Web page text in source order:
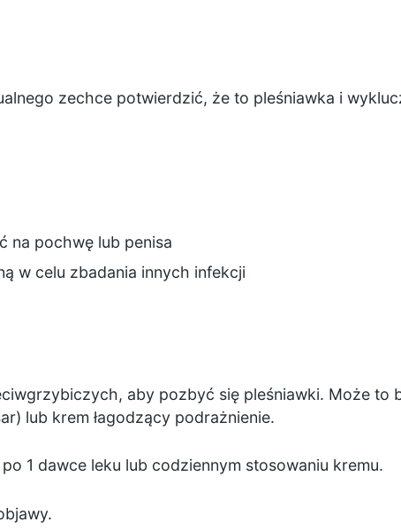
zechce potwierdzić, że to pleśniawka i
na pochwę lub penisa
w celu zbadania innych infekcji
aby pozbyć się pleśniawki. Może to
lub krem łagodzący podrażnienie.
1 dawce leku lub codziennym stosowaniu kremu.